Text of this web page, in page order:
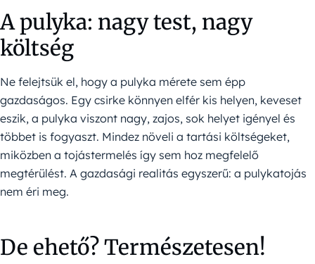
A pulyka: nagy test, nagy
költség
Ne felejtsük el, hogy a pulyka mérete sem épp
gazdaságos. Egy csirke könnyen elfér kis helyen, keveset
eszik, a pulyka viszont nagy, zajos, sok helyet igényel és
többet is fogyaszt. Mindez növeli a tartási költségeket,
miközben a tojástermelés így sem hoz megfelelő
megtérülést. A gazdasági realitás egyszerű: a pulykatojás
nem éri meg.
De ehető? Természetesen!